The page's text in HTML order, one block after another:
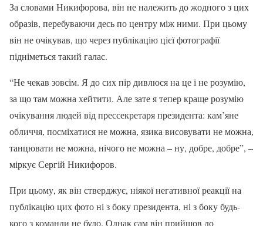
За словами Никифорова, він не належить до жодного з цих
образів, перебуваючи десь по центру між ними. При цьому
він не очікував, що через публікацію цієї фотографії
підніметься такий галас.
“Не чекав зовсім. Я до сих пір дивлюся на це і не розумію,
за що там можна хейтити. Але зате я тепер краще розумію
очікування людей від прессекретаря президента: кам’яне
обличчя, посміхатися не можна, язика висовувати не можна,
танцювати не можна, нічого не можна – ну, добре, добре”, –
міркує Сергій Никифоров.
При цьому, як він стверджує, ніякої негативної реакції на
публікацію цих фото ні з боку президента, ні з боку будь-
кого з команди не було. Однак сам він прийшов до